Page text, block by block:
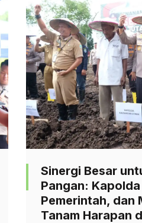
Sinergi Besar
Pangan:
Pemerintah, dan
Tanam Harapan